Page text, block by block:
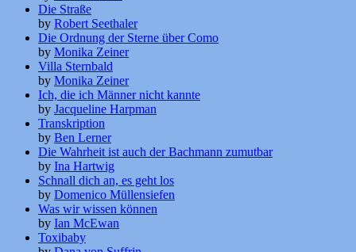
Die Straße
by Robert Seethaler
Die Ordnung der Sterne über Como
by Monika Zeiner
Villa Sternbald
by Monika Zeiner
Ich, die ich Männer nicht kannte
by Jacqueline Harpman
Transkription
by Ben Lerner
Die Wahrheit ist auch der Bachmann zumutbar
by Ina Hartwig
Schnall dich an, es geht los
by Domenico Müllensiefen
Was wir wissen können
by Ian McEwan
Toxibaby